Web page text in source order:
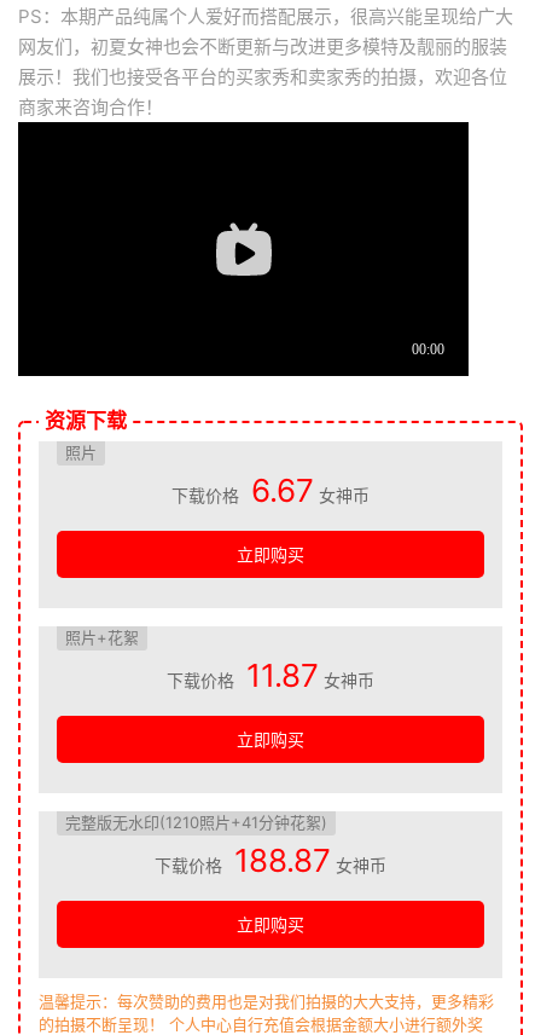
PS：本期产品纯属个人爱好而搭配展示，很高兴能呈现给广大
网友们，初夏女神也会不断更新与改进更多模特及靓丽的服装
展示！我们也接受各平台的买家秀和卖家秀的拍摄，欢迎各位
商家来咨询合作！
资源下载
照片
下载价格 6.67 女神币
立即购买
照片+花絮
下载价格 11.87 女神币
立即购买
完整版无水印(1210照片+41分钟花絮)
下载价格 188.87 女神币
立即购买
温馨提示：每次赞助的费用也是对我们拍摄的大大支持，更多精彩
的拍摄不断呈现！ 个人中心自行充值会根据金额大小进行额外奖